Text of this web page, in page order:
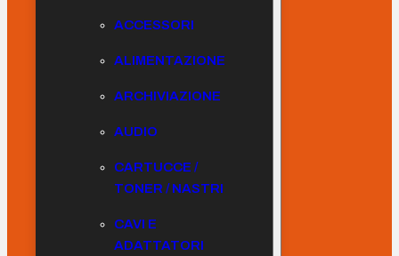
ACCESSORI
ALIMENTAZIONE
ARCHIVIAZIONE
AUDIO
CARTUCCE /
TONER / NASTRI
CAVI E
ADATTATORI